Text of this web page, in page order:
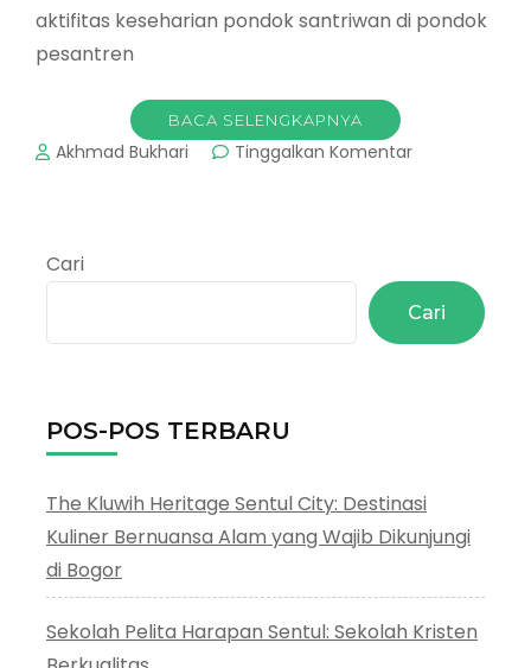
aktifitas keseharian pondok santriwan di pondok
pesantren
BACA SELENGKAPNYA
Akhmad Bukhari Tinggalkan Komentarpada
Pondok
Pilihan
Di
Cari
Cari
POS-POS TERBARU
The Kluwih Heritage Sentul City: Destinasi
Kuliner Bernuansa Alam yang Wajib Dikunjungi
di Bogor
Sekolah Pelita Harapan Sentul: Sekolah Kristen